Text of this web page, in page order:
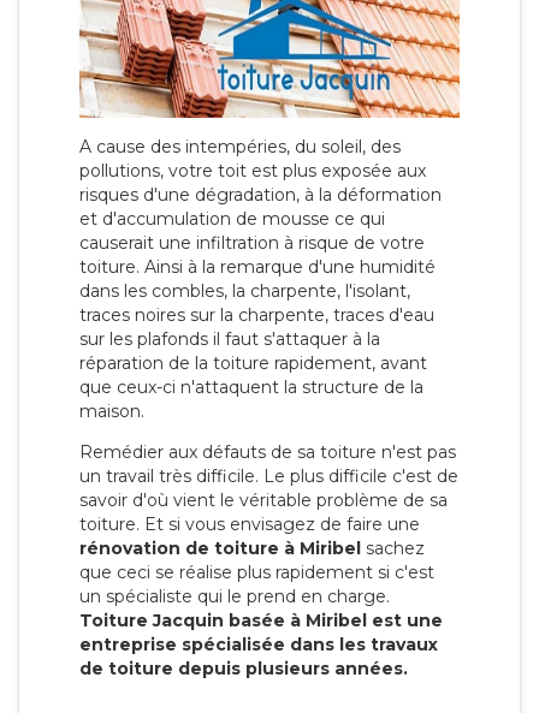
A cause des intempéries, du soleil, des
pollutions, votre toit est plus exposée aux
risques d'une dégradation, à la déformation
et d'accumulation de mousse ce qui
causerait une infiltration à risque de votre
toiture. Ainsi à la remarque d'une humidité
dans les combles, la charpente, l'isolant,
traces noires sur la charpente, traces d'eau
sur les plafonds il faut s'attaquer à la
réparation de la toiture rapidement, avant
que ceux-ci n'attaquent la structure de la
maison.
Remédier aux défauts de sa toiture n'est pas
un travail très difficile. Le plus difficile c'est de
savoir d'où vient le véritable problème de sa
toiture. Et si vous envisagez de faire une
rénovation de toiture à Miribel sachez
que ceci se réalise plus rapidement si c'est
un spécialiste qui le prend en charge.
Toiture Jacquin basée à Miribel est une
entreprise spécialisée dans les travaux
de toiture depuis plusieurs années.